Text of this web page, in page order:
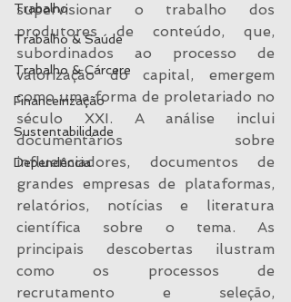
Trabalho
Trabalho & Saúde
Trabalho & Cárcere
Financeirização
Sustentabilidade
Dependência
supervisionar o trabalho dos
produtores de conteúdo, que,
subordinados ao processo de
valorização do capital, emergem
como uma forma de proletariado no
século XXI. A análise inclui
documentários sobre
influenciadores, documentos de
grandes empresas de plataformas,
relatórios, notícias e literatura
científica sobre o tema. As
principais descobertas ilustram
como os processos de
recrutamento e seleção,